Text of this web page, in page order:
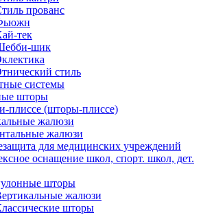
прованс
тек
шик
стиль
системы
шторы
плиссе (шторы-плиссе)
жалюзи
жалюзи
для медицинских учреждений
оснащение школ, спорт. школ, дет.
шторы
жалюзи
шторы